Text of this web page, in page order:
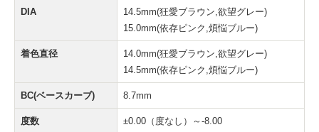
DIA
14.5mm(狂愛ブラウン,欲望グレー)
15.0mm(依存ピンク,煩悩ブルー)
着色直径
14.0mm(狂愛ブラウン,欲望グレー)
14.5mm(依存ピンク,煩悩ブルー)
BC(ベースカーブ) 8.7mm
度数 ±0.00（度なし）～-8.00